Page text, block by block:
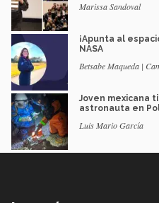
Marissa Sandoval
¡Apunta al
NASA
Betsabe Maqueda |
Joven mexicana
astronauta en
Luis Mario García